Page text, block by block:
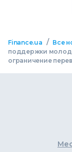
Finance.ua / Все
поддержки
ограничение